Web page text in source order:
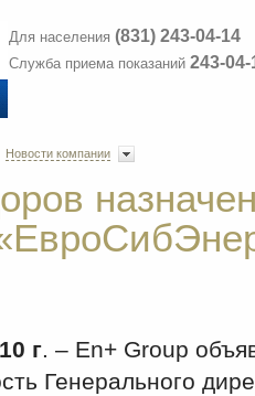
Для населения (831) 243-04-14
Служба приема показаний 243-04-
Новости компании
г. – En+ Group
Генерального